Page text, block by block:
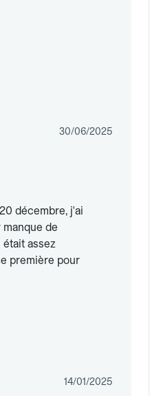
30/06/2025
décembre, j'ai
de
était assez
première pour
14/01/2025